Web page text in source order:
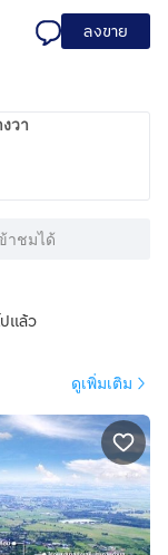
ลงขาย
วา
าชมได้
แล้ว
ดูเพิ่มเติม